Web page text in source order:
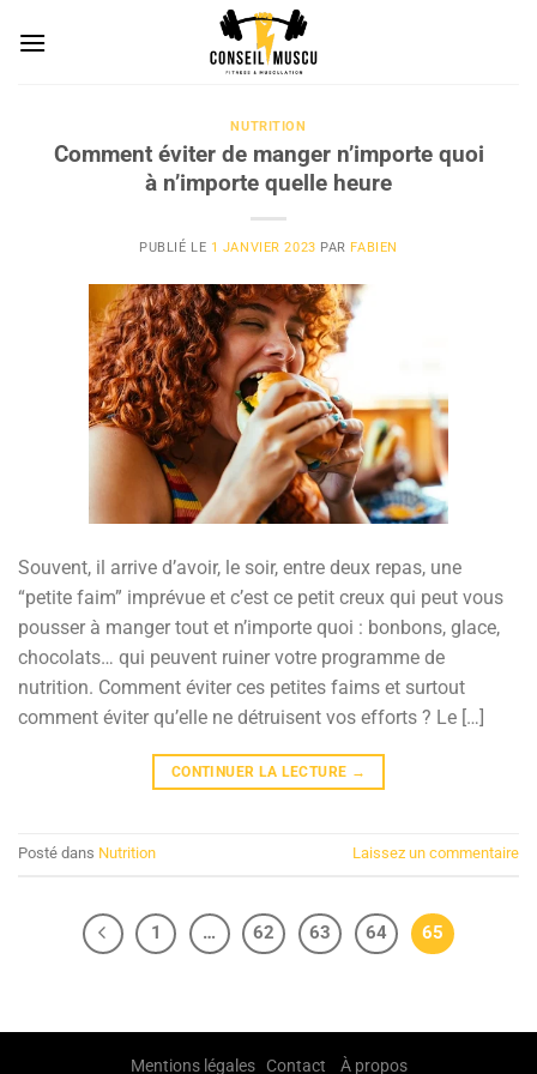
NUTRITION
Comment éviter de manger n’importe quoi
à n’importe quelle heure
PUBLIÉ LE 1 JANVIER 2023 PAR FABIEN
Souvent, il arrive d’avoir, le soir, entre deux repas, une
“petite faim” imprévue et c’est ce petit creux qui peut vous
pousser à manger tout et n’importe quoi : bonbons, glace,
chocolats… qui peuvent ruiner votre programme de
nutrition. Comment éviter ces petites faims et surtout
comment éviter qu’elle ne détruisent vos efforts ? Le […]
CONTINUER LA LECTURE →
Posté dans Nutrition Laissez un commentaire
1 … 62 63 64 65
Mentions légales Contact À propos